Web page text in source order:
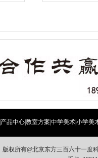
产品中心|教室方案 中学美术|小学美
版权所有@北京东方三百六十一度